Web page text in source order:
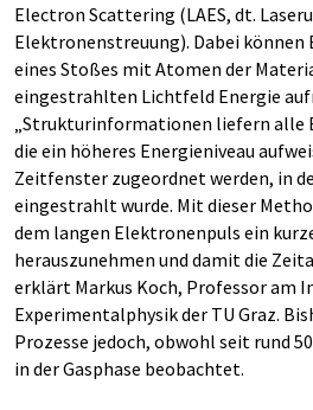
Electron Scattering (LAES, dt.
Elektronenstreuung). Dabei können
eines Stoßes mit Atomen der
eingestrahlten Lichtfeld Energie
„Strukturinformationen liefern alle
die ein höheres Energieniveau
Zeitfenster zugeordnet werden, in
eingestrahlt wurde. Mit dieser
dem langen Elektronenpuls ein
herauszunehmen und damit die
erklärt Markus Koch, Professor am
Experimentalphysik der TU Graz.
Prozesse jedoch, obwohl seit rund
in der Gasphase beobachtet.